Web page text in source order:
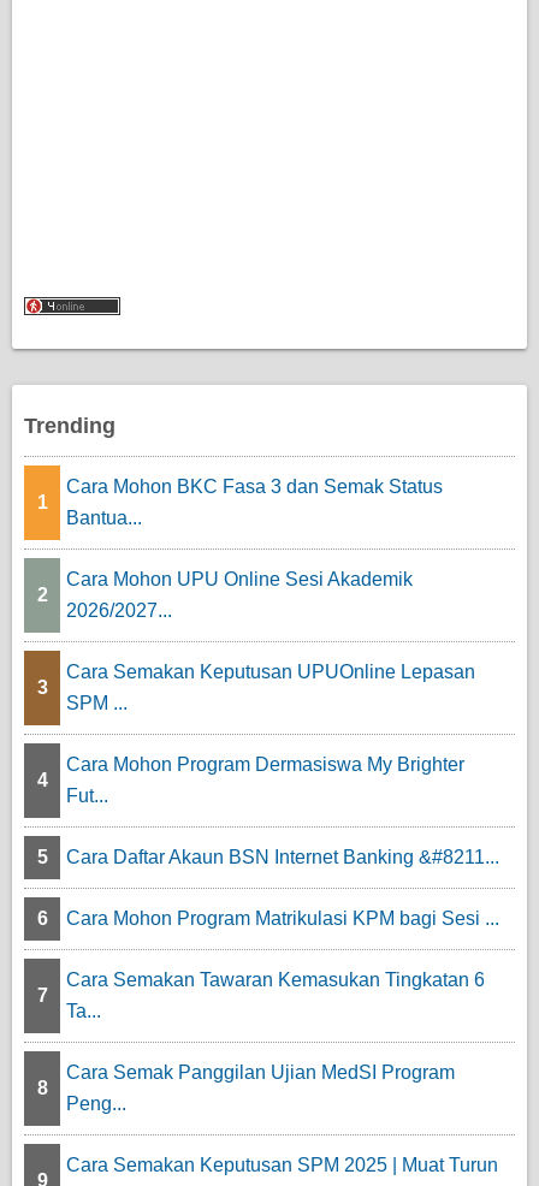
Trending
1
Cara Mohon BKC Fasa 3 dan Semak Status
Bantua...
2
Cara Mohon UPU Online Sesi Akademik
2026/2027...
3
Cara Semakan Keputusan UPUOnline Lepasan
SPM ...
4
Cara Mohon Program Dermasiswa My Brighter
Fut...
5 Cara Daftar Akaun BSN Internet Banking &#8211...
6 Cara Mohon Program Matrikulasi KPM bagi Sesi ...
7
Cara Semakan Tawaran Kemasukan Tingkatan 6
Ta...
8
Cara Semak Panggilan Ujian MedSI Program
Peng...
9
Cara Semakan Keputusan SPM 2025 | Muat Turun